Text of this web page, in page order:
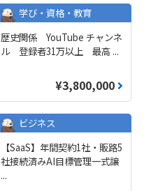
学び・資格・教育
歴史関係 YouTube チャンネ
ル 登録者31万以上 最高 ...
¥3,800,000
ビジネス
【SaaS】年間契約1社・販路5
社接続済みAI目標管理一式譲
...